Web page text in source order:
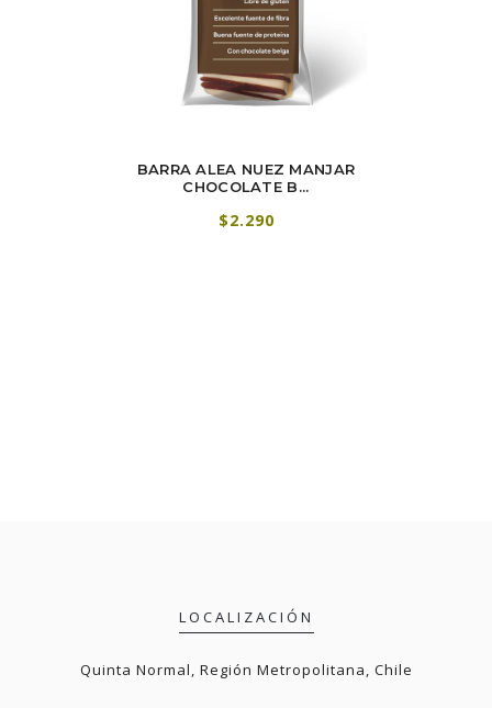
BARRA ALEA NUEZ MANJAR
CHOCOLATE B...
$2.290
LOCALIZACIÓN
Quinta Normal, Región Metropolitana, Chile